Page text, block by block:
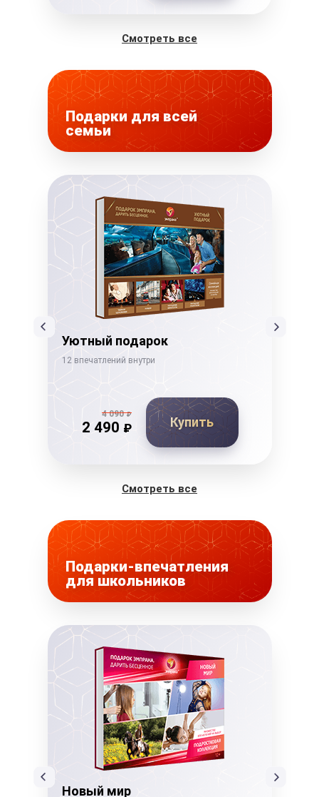
Смотреть все
Подарки для всей
семьи
Уютный подарок
12 впечатлений внутри
4 090₽
2 490 ₽ Купить
Смотреть все
Подарки-впечатления
для школьников
Новый мир